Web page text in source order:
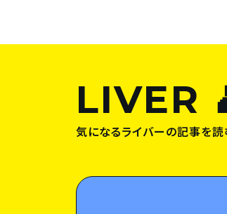
LIVER
気になるライバーの記事を読